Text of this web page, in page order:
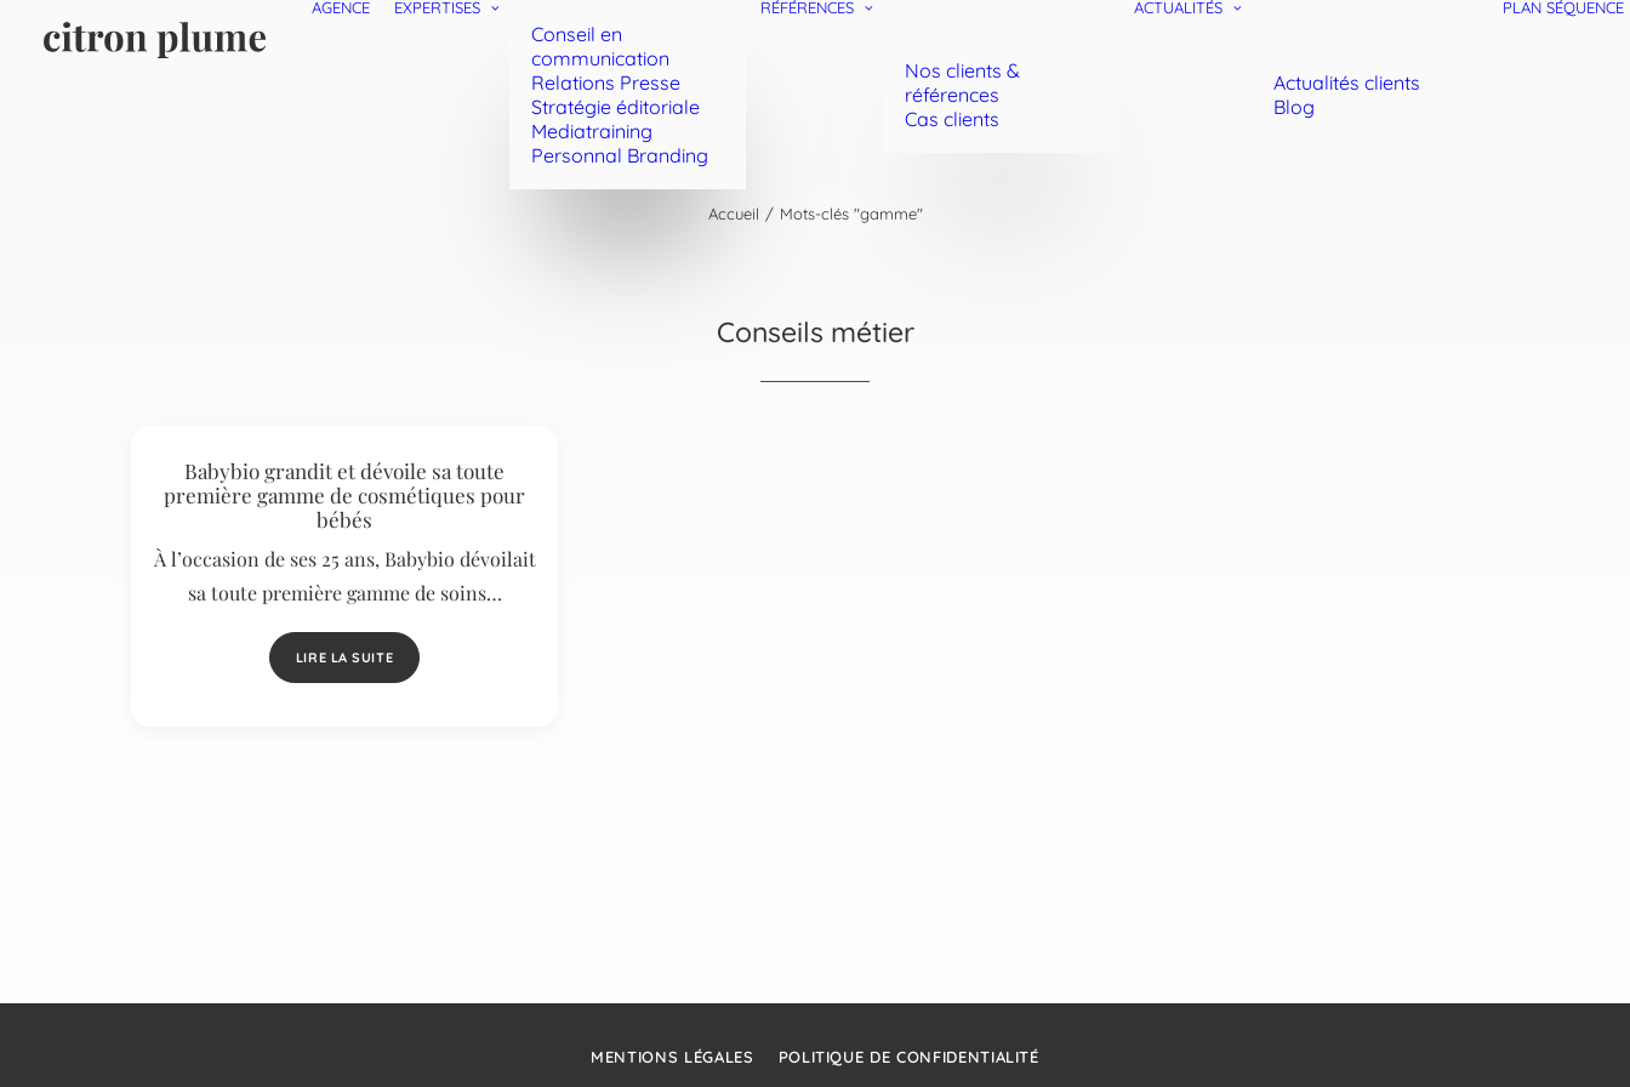
AGENCE EXPERTISES
Conseil en
communication
Relations Presse
Stratégie éditoriale
Mediatraining
Personnal Branding
RÉFÉRENCES
Nos clients &
références
Cas clients
ACTUALITÉS
Actualités clients
Blog
PLAN SÉQUENCE
Accueil Mots-clés "gamme"
Conseils métier
Babybio grandit et dévoile sa toute
première gamme de cosmétiques pour
bébés
À l’occasion de ses 25 ans, Babybio dévoilait
sa toute première gamme de soins…
LIRE LA SUITE
MENTIONS LÉGALES POLITIQUE DE CONFIDENTIALITÉ